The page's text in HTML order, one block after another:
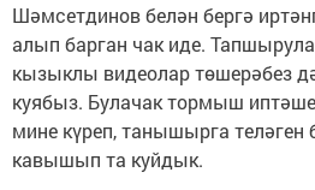
Шәмсетдинов белән бергә
алып барган чак иде.
кызыклы видеолар төшерәбез
куябыз. Булачак тормыш
мине күреп, танышырга теләген
кавышып та куйдык.